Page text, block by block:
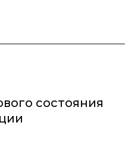
состояния